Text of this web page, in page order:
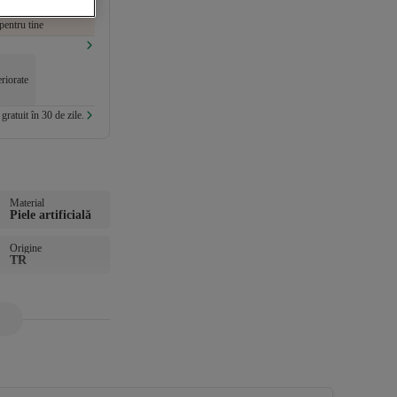
tine
în 30 de zile.
Material
Piele artificială
Origine
TR